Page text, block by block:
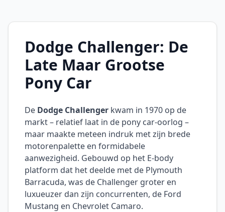
Dodge Challenger: De
Late Maar Grootse
Pony Car
De Dodge Challenger kwam in 1970 op de
markt – relatief laat in de pony car-oorlog –
maar maakte meteen indruk met zijn brede
motorenpalette en formidabele
aanwezigheid. Gebouwd op het E-body
platform dat het deelde met de Plymouth
Barracuda, was de Challenger groter en
luxueuzer dan zijn concurrenten, de Ford
Mustang en Chevrolet Camaro.